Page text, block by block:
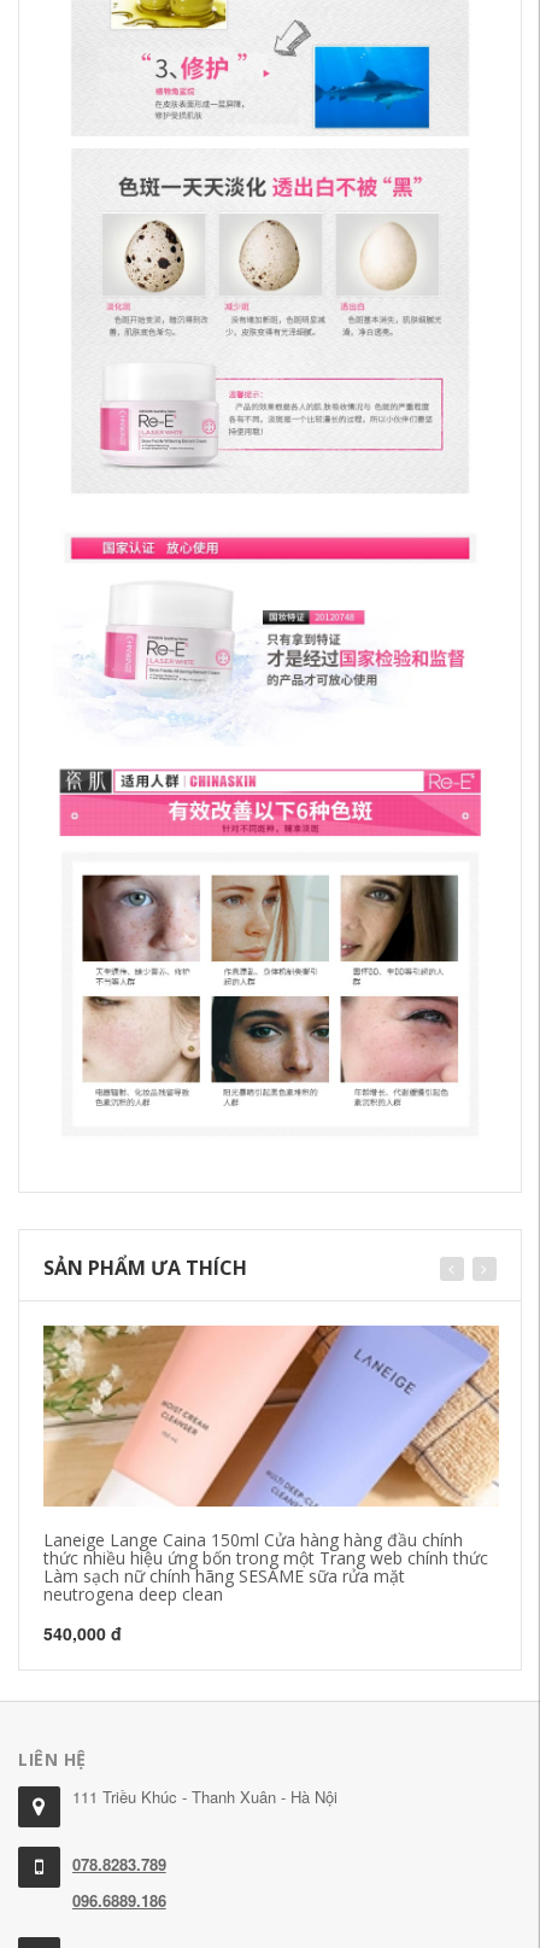
SẢN PHẨM ƯA THÍCH
Laneige Lange Caina 150ml Cửa hàng hàng đầu chính
thức nhiều hiệu ứng bốn trong một Trang web chính thức
Làm sạch nữ chính hãng SESAME sữa rửa mặt
neutrogena deep clean
540,000 đ
LIÊN HỆ
111 Triều Khúc - Thanh Xuân - Hà Nội
078.8283.789
096.6889.186